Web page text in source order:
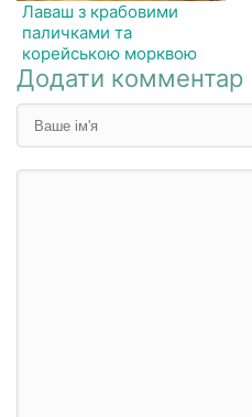
Лаваш з крабовими
паличками та
корейською морквою
Додати комментар